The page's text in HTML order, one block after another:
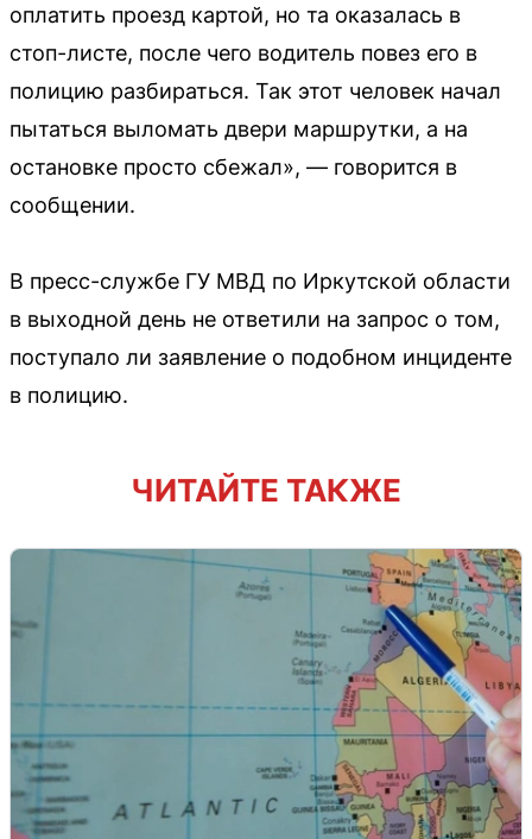
оплатить проезд картой, но та оказалась в
стоп-листе, после чего водитель повез его в
полицию разбираться. Так этот человек начал
пытаться выломать двери маршрутки, а на
остановке просто сбежал», — говорится в
сообщении.
В пресс-службе ГУ МВД по Иркутской области
в выходной день не ответили на запрос о том,
поступало ли заявление о подобном инциденте
в полицию.
ЧИТАЙТЕ ТАКЖЕ